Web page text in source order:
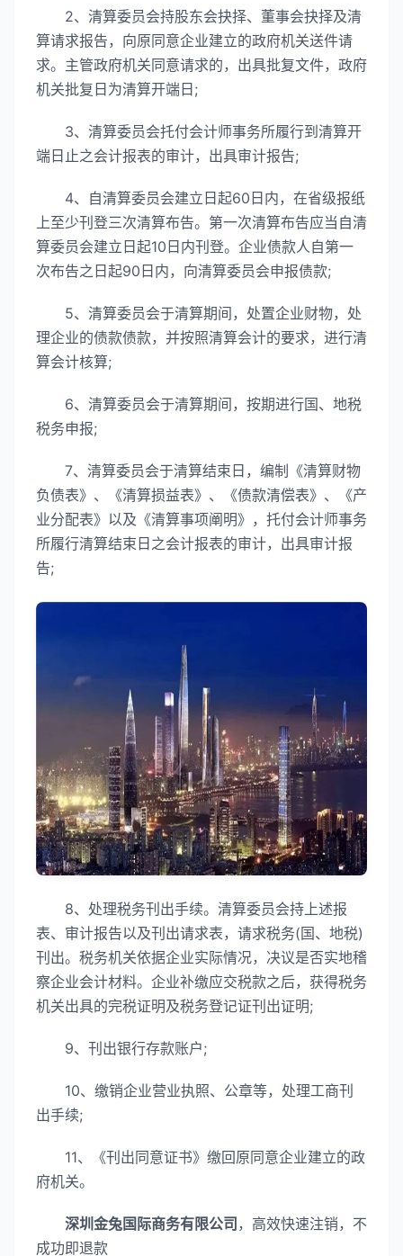
2、清算委员会持股东会抉择、董事会抉择及清
算请求报告，向原同意企业建立的政府机关送件请
求。主管政府机关同意请求的，出具批复文件，政府
机关批复日为清算开端日;
3、清算委员会托付会计师事务所履行到清算开
端日止之会计报表的审计，出具审计报告;
4、自清算委员会建立日起60日内，在省级报纸
上至少刊登三次清算布告。第一次清算布告应当自清
算委员会建立日起10日内刊登。企业债款人自第一
次布告之日起90日内，向清算委员会申报债款;
5、清算委员会于清算期间，处置企业财物，处
理企业的债款债款，并按照清算会计的要求，进行清
算会计核算;
6、清算委员会于清算期间，按期进行国、地税
税务申报;
7、清算委员会于清算结束日，编制《清算财物
负债表》、《清算损益表》、《债款清偿表》、《产
业分配表》以及《清算事项阐明》，托付会计师事务
所履行清算结束日之会计报表的审计，出具审计报
告;
8、处理税务刊出手续。清算委员会持上述报
表、审计报告以及刊出请求表，请求税务(国、地税)
刊出。税务机关依据企业实际情况，决议是否实地稽
察企业会计材料。企业补缴应交税款之后，获得税务
机关出具的完税证明及税务登记证刊出证明;
9、刊出银行存款账户;
10、缴销企业营业执照、公章等，处理工商刊
出手续;
11、《刊出同意证书》缴回原同意企业建立的政
府机关。
深圳金兔国际商务有限公司 ，高效快速注销，不
成功即退款